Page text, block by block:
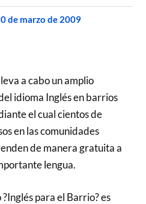
de marzo de 2009
a cabo un amplio
idioma Inglés en barrios
el cual cientos de
en las comunidades
de manera gratuita a
lengua.
para el Barrio? es